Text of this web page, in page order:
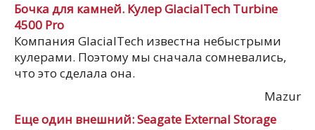
Бочка для камней. Кулер GlacialTech Turbine
4500 Pro
Компания GlacialTech известна небыстрыми
кулерами. Поэтому мы сначала сомневались,
что это сделала она.
Mazur
Еще один внешний: Seagate External Storage